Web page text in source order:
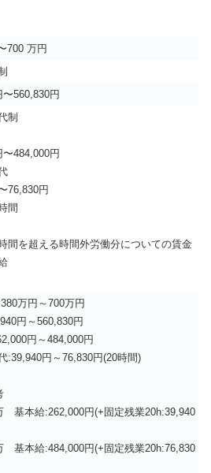
700 万円
〜560,830円
制
〜484,000円
76,830円
間
間を超える時間外労働分についての賃金
万円～700万円
円～560,830円
円～484,000円
:39,940円～76,830円(20時間)
基本給:262,000円(+固定残業20h:39,940
基本給:484,000円(+固定残業20h:76,830